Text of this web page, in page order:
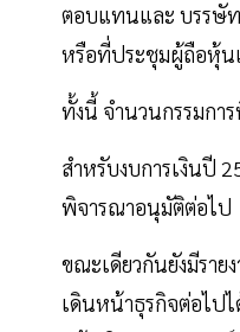
ตอบแทนและ บรรษั
หรือที่ประชุมผู้ถือหุ้
ทั้งนี้ จำนวนกรรมกา
สำหรับงบการเงินปี
พิจารณาอนุมัติต่อไป
ขณะเดียวกันยังมีรา
เดินหน้าธุรกิจต่อไป